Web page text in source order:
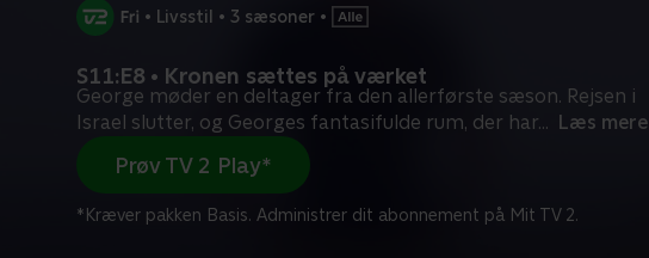
• Livsstil • 3 sæsoner •
S11:E8 • Kronen sættes på værket
George møder en deltager fra den allerførste sæson. Rejsen i
Israel slutter, og Georges fantasifulde rum, der har... Læs mere
Prøv TV 2 Play*
*Kræver pakken Basis. Administrer dit abonnement på Mit TV 2.